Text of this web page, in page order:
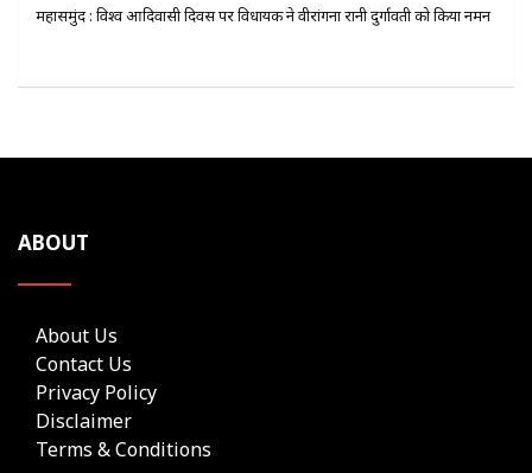
महासमुंद : विश्व आदिवासी दिवस पर विधायक ने वीरांगना रानी दुर्गावती को किया नमन
ABOUT
About Us
Contact Us
Privacy Policy
Disclaimer
Terms & Conditions